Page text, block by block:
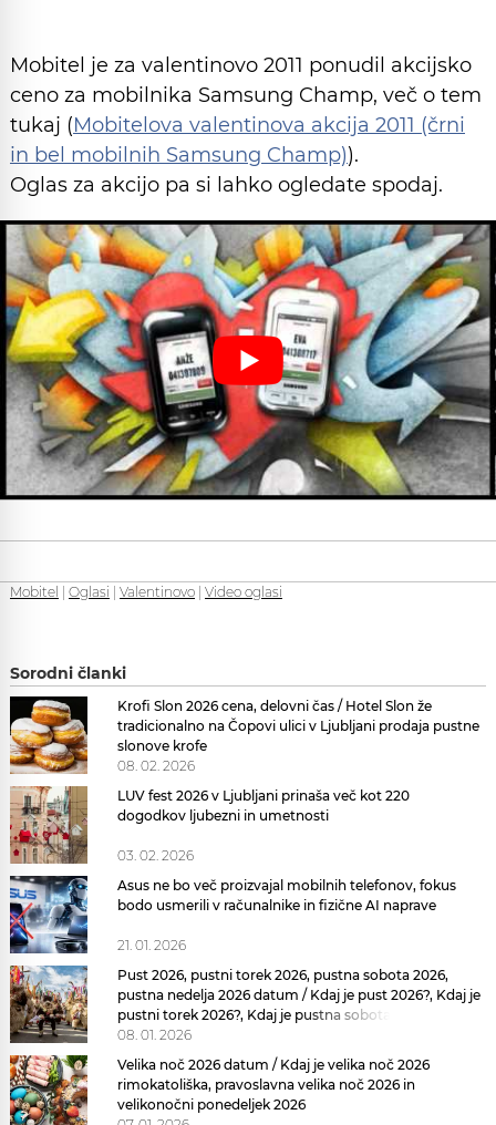
Mobitel je za valentinovo 2011 ponudil akcijsko
ceno za mobilnika Samsung Champ, več o tem
tukaj (Mobitelova valentinova akcija 2011 (črni
in bel mobilnih Samsung Champ)).
Oglas za akcijo pa si lahko ogledate spodaj.
Mobitel Oglasi Valentinovo Video oglasi
Sorodni članki
Krofi Slon 2026 cena, delovni čas / Hotel Slon že
tradicionalno na Čopovi ulici v Ljubljani prodaja pustne
slonove krofe
08. 02. 2026
LUV fest 2026 v Ljubljani prinaša več kot 220
dogodkov ljubezni in umetnosti
03. 02. 2026
Asus ne bo več proizvajal mobilnih telefonov, fokus
bodo usmerili v računalnike in fizične AI naprave
21. 01. 2026
Pust 2026, pustni torek 2026, pustna sobota 2026,
pustna nedelja 2026 datum / Kdaj je pust 2026?, Kdaj je
pustni torek 2026?, Kdaj je pustna sobota 2026?
08. 01. 2026
Velika noč 2026 datum / Kdaj je velika noč 2026
rimokatoliška, pravoslavna velika noč 2026 in
velikonočni ponedeljek 2026